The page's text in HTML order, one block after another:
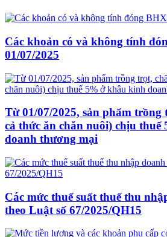
Các khoản có và không tính
01/07/2025
Từ 01/07/2025, sản phẩm trồng
cả thức ăn chăn nuôi) chịu
doanh thương mại
Các mức thuế suất thuế thu
theo Luật số 67/2025/QH15